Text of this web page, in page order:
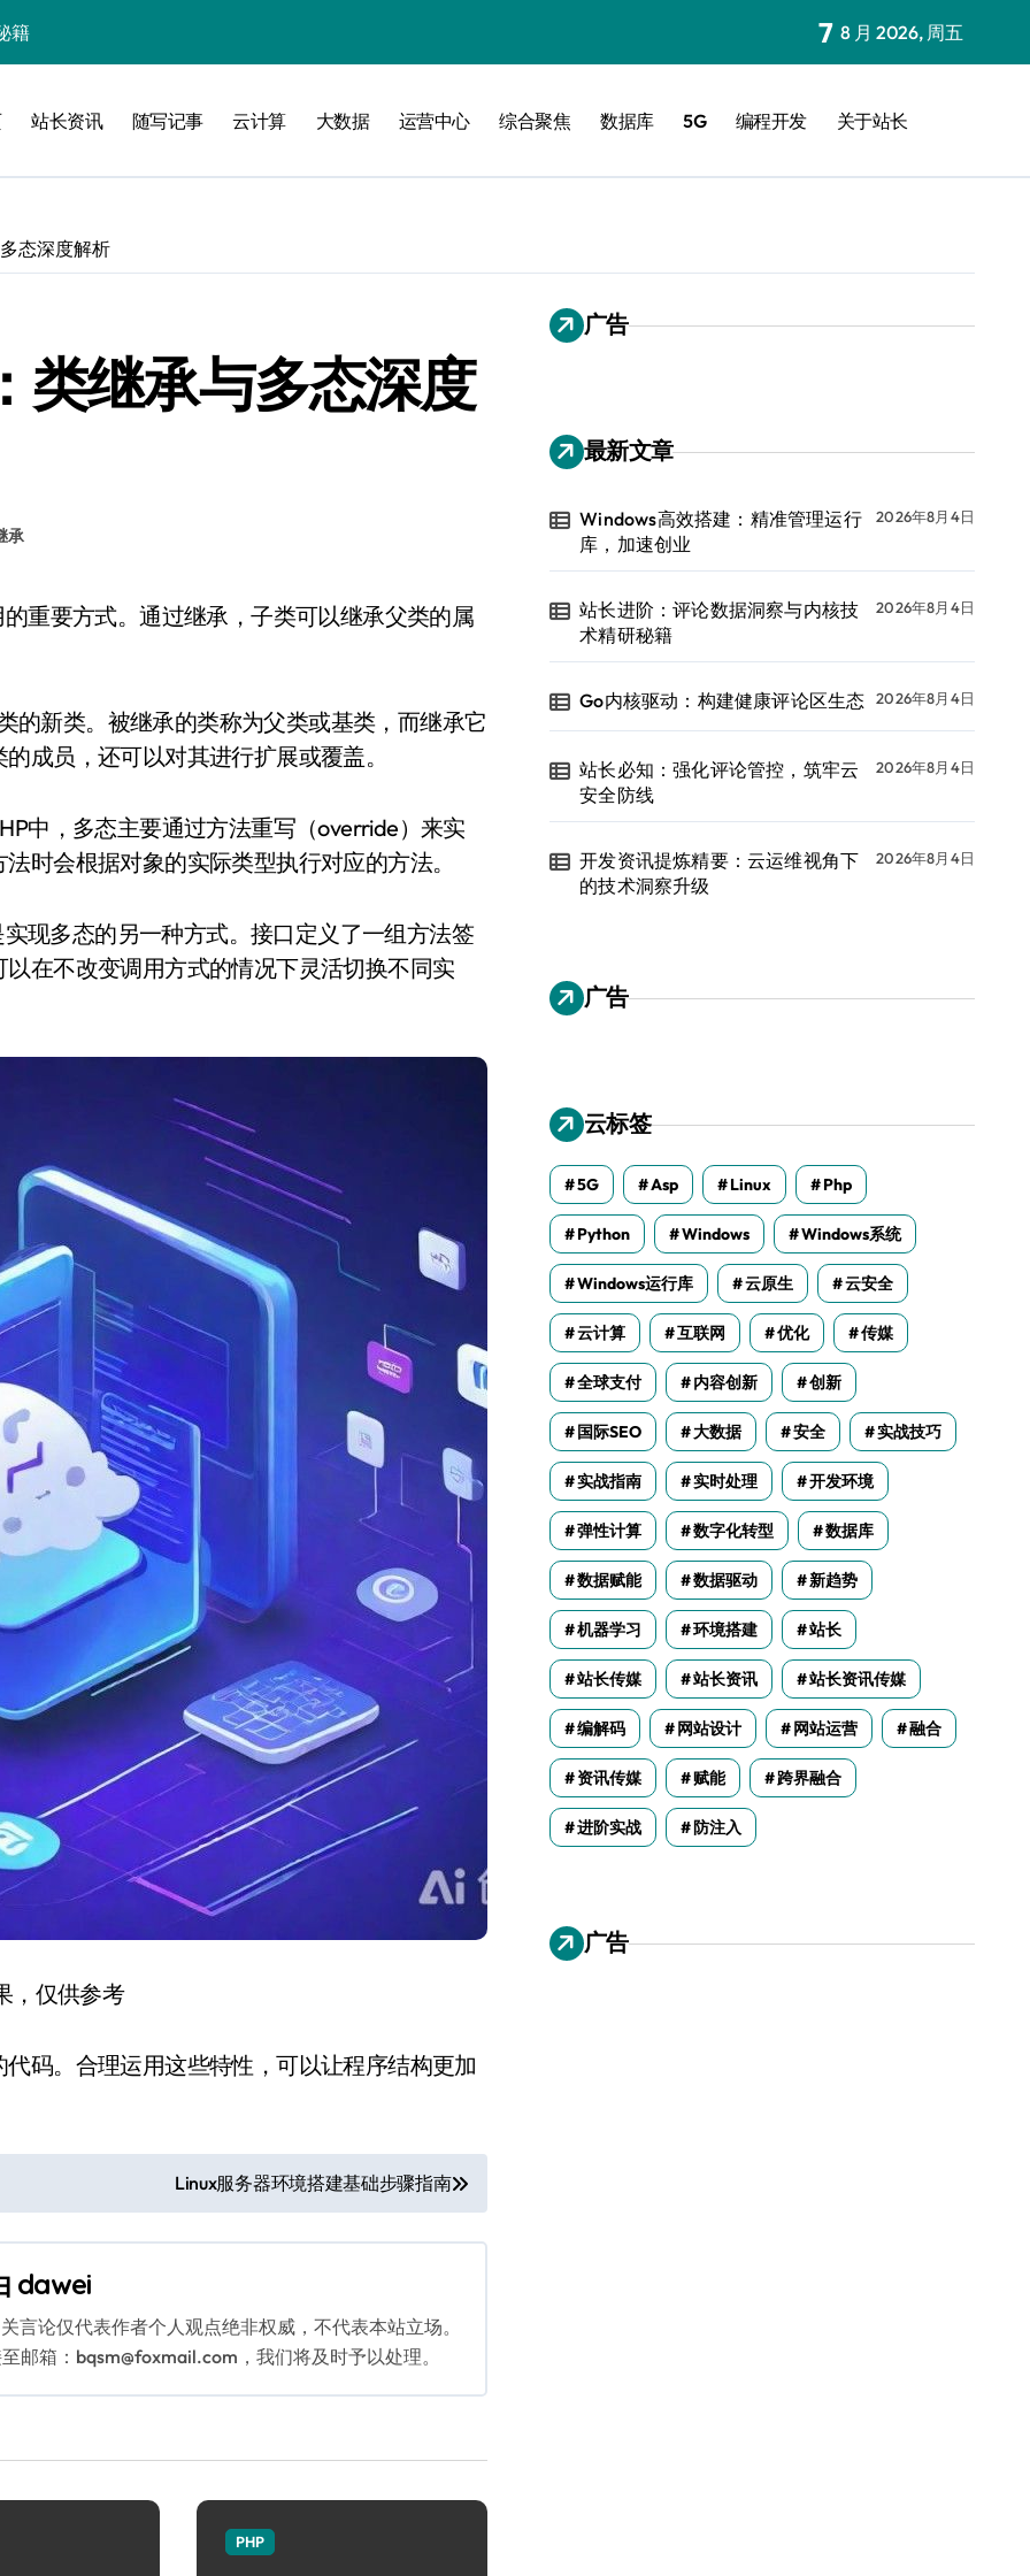
籍
察升级
7 8 月 2026, 周五
站长资讯 随写记事 云计算 大数据 运营中心 综合聚焦 数据库 5G 编程开发 关于站长
态深度解析
类继承与多态深度
承
的新类。被继承的类称为父类或基类，而继承它
成员，还可以对其进行扩展或覆盖。
中，多态主要通过方法重写（override）来实
时会根据对象的实际类型执行对应的方法。
现多态的另一种方式。接口定义了一组方法签
在不改变调用方式的情况下灵活切换不同实
，仅供参考
码。合理运用这些特性，可以让程序结构更加
Linux服务器环境搭建基础步骤指南
dawei
言论仅代表作者个人观点绝非权威，不代表本站立场。
邮箱：bqsm@foxmail.com，我们将及时予以处理。
PHP
广告
最新文章
Windows高效搭建：精准管理运行
库，加速创业
2026年8月4日
站长进阶：评论数据洞察与内核技
术精研秘籍
2026年8月4日
Go内核驱动：构建健康评论区生态 2026年8月4日
站长必知：强化评论管控，筑牢云
安全防线
2026年8月4日
开发资讯提炼精要：云运维视角下
的技术洞察升级
2026年8月4日
广告
云标签
5G Asp Linux Php
Python Windows Windows系统
Windows运行库 云原生 云安全
云计算 互联网 优化 传媒
全球支付 内容创新 创新
国际SEO 大数据 安全 实战技巧
实战指南 实时处理 开发环境
弹性计算 数字化转型 数据库
数据赋能 数据驱动 新趋势
机器学习 环境搭建 站长
站长传媒 站长资讯 站长资讯传媒
编解码 网站设计 网站运营 融合
资讯传媒 赋能 跨界融合
进阶实战 防注入
广告